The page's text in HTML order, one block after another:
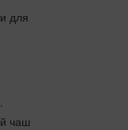
для
чаш